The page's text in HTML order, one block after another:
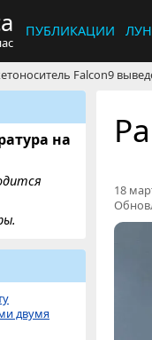
ПУБЛИКАЦИИ
Falcon9
18
на
двумя